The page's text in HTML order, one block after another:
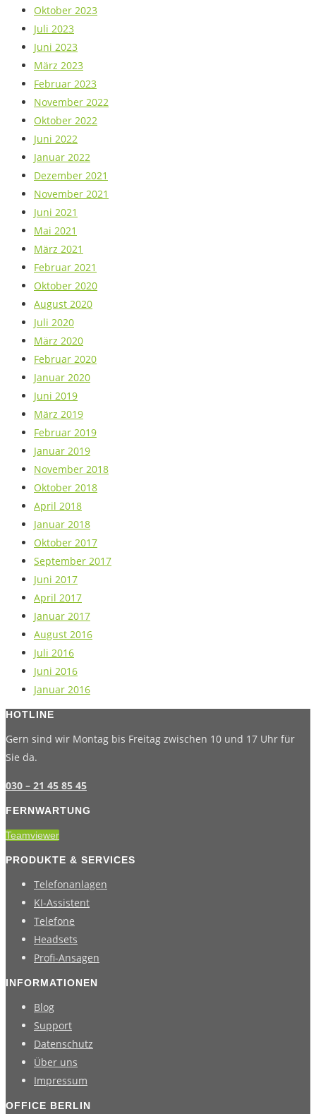
Oktober 2023
Juli 2023
Juni 2023
März 2023
Februar 2023
November 2022
Oktober 2022
Juni 2022
Januar 2022
Dezember 2021
November 2021
Juni 2021
Mai 2021
März 2021
Februar 2021
Oktober 2020
August 2020
Juli 2020
März 2020
Februar 2020
Januar 2020
Juni 2019
März 2019
Februar 2019
Januar 2019
November 2018
Oktober 2018
April 2018
Januar 2018
Oktober 2017
September 2017
Juni 2017
April 2017
Januar 2017
August 2016
Juli 2016
Juni 2016
Januar 2016
HOTLINE
Gern sind wir Montag bis Freitag zwischen 10 und 17 Uhr für
Sie da.
030 – 21 45 85 45
FERNWARTUNG
Teamviewer
PRODUKTE & SERVICES
Telefonanlagen
KI-Assistent
Telefone
Headsets
Profi-Ansagen
INFORMATIONEN
Blog
Support
Datenschutz
Über uns
Impressum
OFFICE BERLIN